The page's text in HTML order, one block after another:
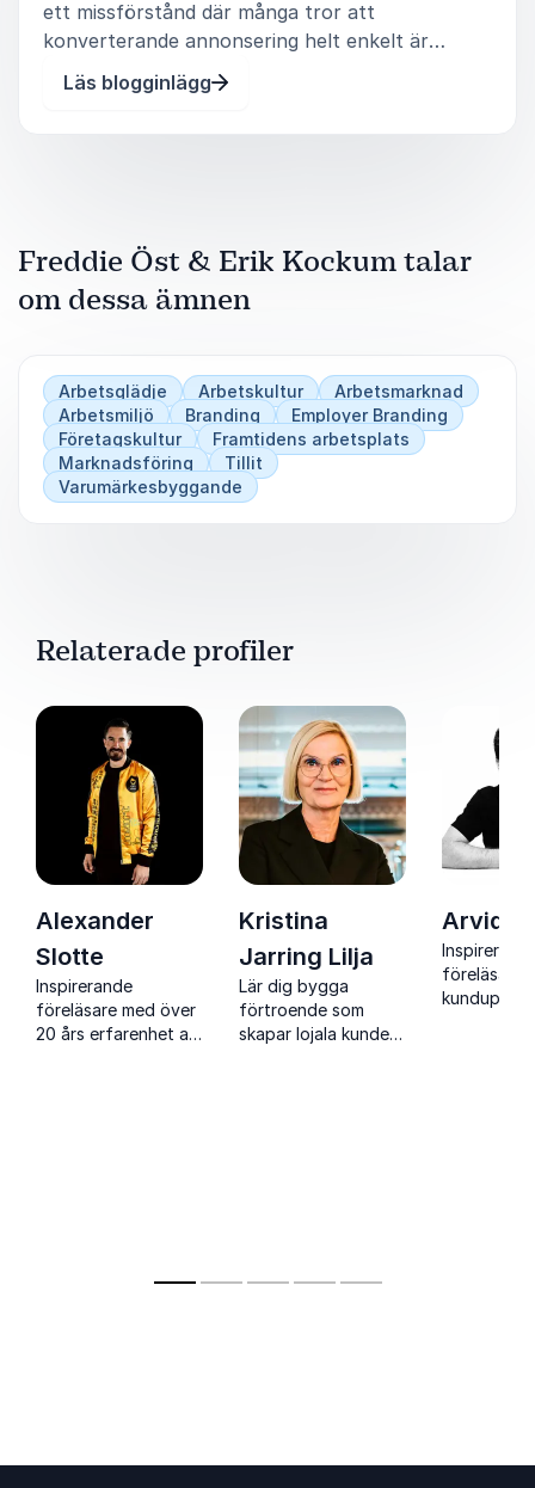
ett missförstånd där många tror att
konverterande annonsering helt enkelt är
samma sak som marknadsföring. Tyvärr är detta
ett vanligt tankefel, kanske på grund av att det
Läs blogginlägg
Freddie Öst & Erik Kockum talar
om dessa ämnen
Arbetsglädje Arbetskultur
Arbetsmarknad
Arbetsmiljö
Branding
Employer Branding
Företagskultur
Framtidens arbetsplats
Marknadsföring
Tillit
Varumärkesbyggande
Relaterade profiler
Alexander
Slotte
Inspirerande
föreläsare med över
20 års erfarenhet av
Kristina
Jarring Lilja
Lär dig bygga
förtroende som
skapar lojala kunder,
Arvid
föreläsare